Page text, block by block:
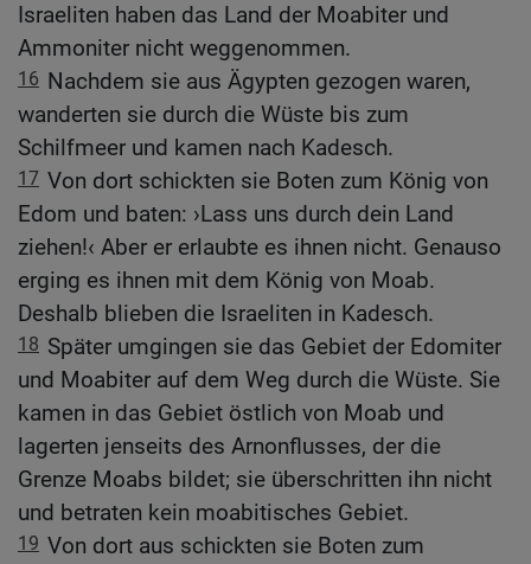
Israeliten haben das Land der Moabiter und
Ammoniter nicht weggenommen.
16 Nachdem sie aus Ägypten gezogen waren,
wanderten sie durch die Wüste bis zum
Schilfmeer und kamen nach Kadesch.
17 Von dort schickten sie Boten zum König von
Edom und baten: ›Lass uns durch dein Land
ziehen!‹ Aber er erlaubte es ihnen nicht. Genauso
erging es ihnen mit dem König von Moab.
Deshalb blieben die Israeliten in Kadesch.
18 Später umgingen sie das Gebiet der Edomiter
und Moabiter auf dem Weg durch die Wüste. Sie
kamen in das Gebiet östlich von Moab und
lagerten jenseits des Arnonflusses, der die
Grenze Moabs bildet; sie überschritten ihn nicht
und betraten kein moabitisches Gebiet.
19 Von dort aus schickten sie Boten zum